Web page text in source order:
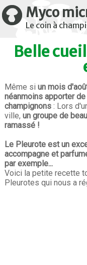
Myco
Le coin à
Belle
Même si un mois
néanmoins apporter
champignons: Lors
ville, un groupe de
ramassé !
Le Pleurote est un
accompagne et
par exemple...
Voici la petite recette
Pleurotes qui nous a